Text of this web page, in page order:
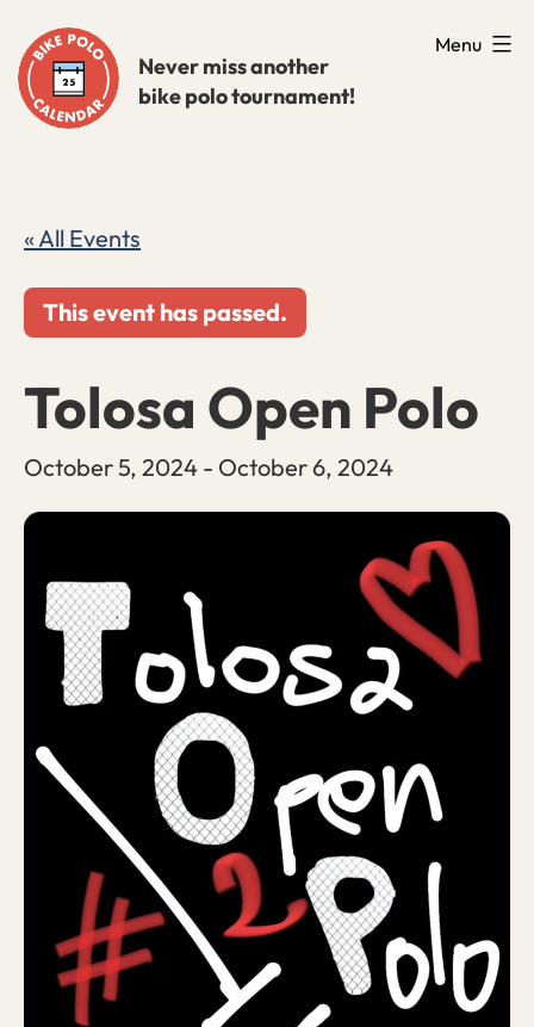
to
content
Never miss another
bike polo tournament!
Menu
« All Events
This event has passed.
Tolosa Open Polo
October 5, 2024 - October 6, 2024